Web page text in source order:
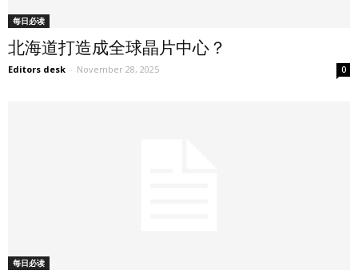
每日必读
北海道打造成全球晶片中心？
Editors desk - November 28, 2025 0
每日必读